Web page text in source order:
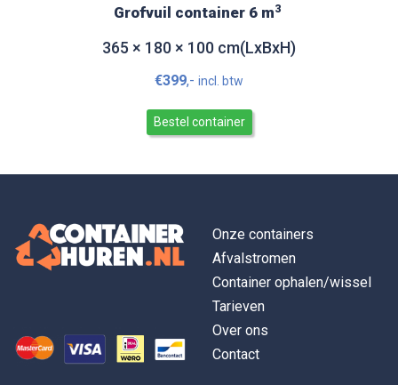
Grofvuil container 6 m3
365 × 180 × 100 cm(LxBxH)
€399,- incl. btw
Bestel container
Onze containers
Afvalstromen
Container ophalen/wissel
Tarieven
Over ons
Contact